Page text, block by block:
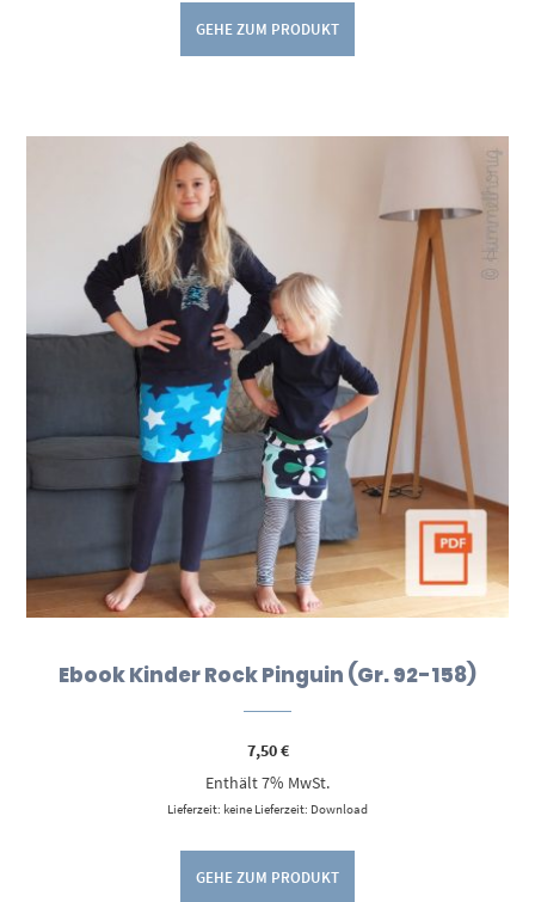
GEHE ZUM PRODUKT
Ebook Kinder Rock Pinguin (Gr. 92-158)
7,50€
Enthält 7% MwSt.
Lieferzeit: keine Lieferzeit: Download
GEHE ZUM PRODUKT